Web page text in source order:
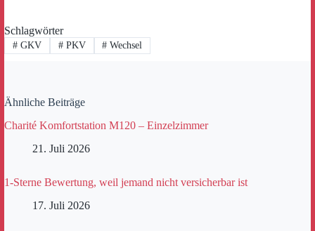
Schlagwörter
#GKV #PKV # Wechsel
Ähnliche Beiträge
Charité Komfortstation M120 – Einzelzimmer
21. Juli 2026
1-Sterne Bewertung, weil jemand nicht versicherbar ist
17. Juli 2026